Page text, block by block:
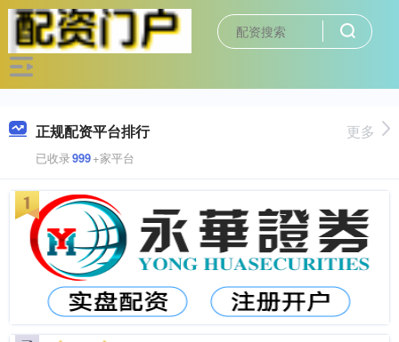
正规配资平台排行
已收录999+家平台
更多